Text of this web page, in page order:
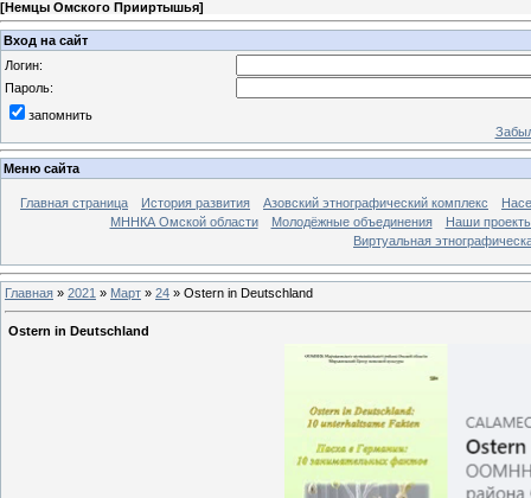
[Немцы Омского Прииртышья]
Вход на сайт
Логин:
Пароль:
запомнить
Меню сайта
Главная страница История развития Азовский этнографический комплекс
МННКА Омской области
Молодёжные объединения
Наши
Виртуальная
Главная » 2021 » Март » 24 » Ostern in Deutschland
Ostern in Deutschland